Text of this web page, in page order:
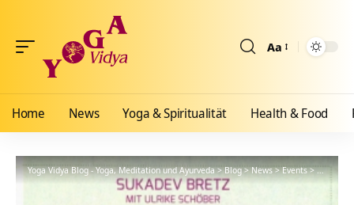
Aa
Home News Yoga & Spiritualität Health & Food
Yoga Vidya Blog - Yoga, Meditation und Ayurveda>Blog>News>Events>Buchtip